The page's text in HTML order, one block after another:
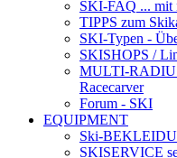
SKI-FAQ ... mit
TIPPS zum
SKI-Typen -
SKISHOPS /
MULTI-
Racecarver
Forum - SKI
EQUIPMENT
Ski-
SKISERVICE